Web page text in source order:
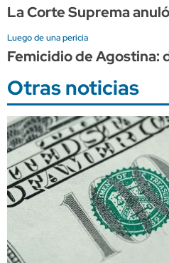
La Corte Suprema
Luego de una pericia
Femicidio de Agostina:
Otras noticias